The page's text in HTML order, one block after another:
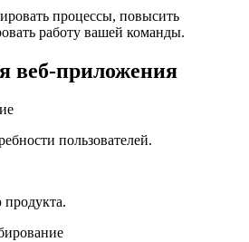
процессы, повысить
работу вашей команды.
веб-приложения
пользователей.